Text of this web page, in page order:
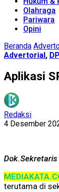
Olahraga
Pariwara
Opini
Beranda
Advertorial,
Aplikasi
Redaksi
4 Desember
Dok.Sekretaris
terutama di